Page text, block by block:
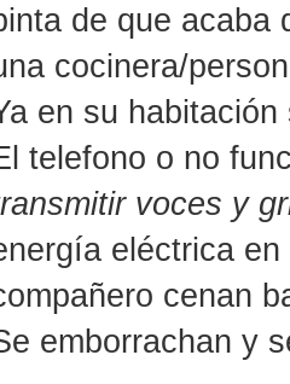
de que acaba
cocinera/
en su
telefono o no
voces y
eléctrica
cenan
emborrachan y